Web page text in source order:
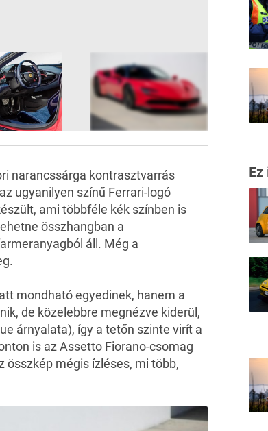
narancssárga kontrasztvarrás
ugyanilyen színű Ferrari-logó
ami többféle kék színben is
összhangban a
áll. Még a
mondható egyedinek, hanem a
de közelebbre megnézve kiderül,
árnyalata), így a tetőn szinte virít a
is az Assetto Fiorano-csomag
összkép mégis ízléses, mi több,